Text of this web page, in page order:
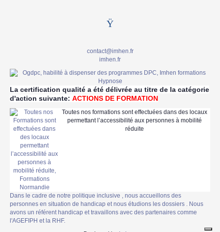
contact@imhen.fr
imhen.fr
La certification qualité a été délivrée au titre de la catégorie
d'action suivante: ACTIONS DE FORMATION
Toutes nos formations sont effectuées dans des locaux
permettant l’accessibilité aux personnes à mobilité
réduite
Dans le cadre de notre politique inclusive , nous accueillons des
personnes en situation de handicap et nous étudions les dossiers . Nous
avons un référent handicap et travaillons avec des partenaires comme
l'AGEFIPH et la RHF.